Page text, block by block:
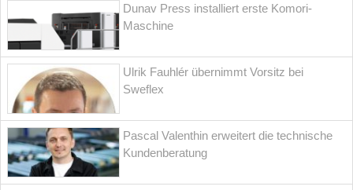
Dunav Press installiert erste Komori-
Maschine
Ulrik Fauhlér übernimmt Vorsitz bei
Sweflex
Pascal Valenthin erweitert die technische
Kundenberatung